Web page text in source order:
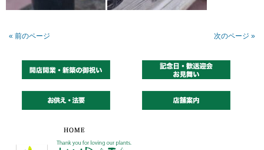
« 前のページ 次のページ »